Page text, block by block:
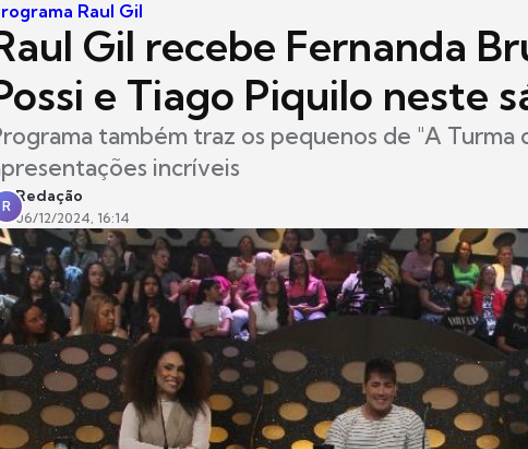
Raul Gil
Gil recebe Fernanda
e Tiago Piquilo neste
também traz os pequenos de "A Turma
incríveis
R
Redação
06/12/2024, 16:14